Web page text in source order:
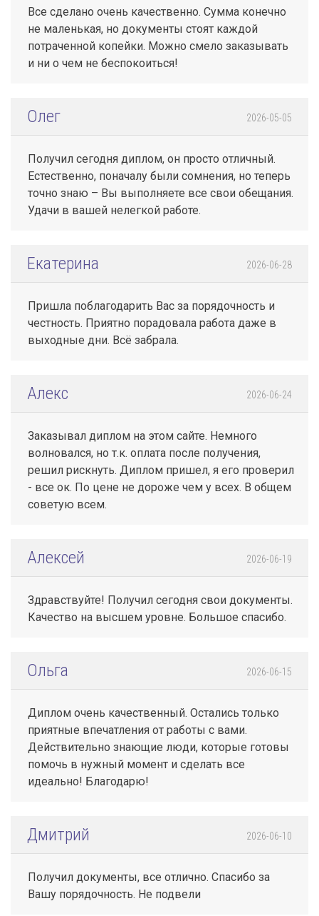
Все сделано очень качественно. Сумма конечно
не маленькая, но документы стоят каждой
потраченной копейки. Можно смело заказывать
и ни о чем не беспокоиться!
Олег 2026-05-05
Получил сегодня диплом, он просто отличный.
Естественно, поначалу были сомнения, но теперь
точно знаю – Вы выполняете все свои обещания.
Удачи в вашей нелегкой работе.
Екатерина 2026-06-28
Пришла поблагодарить Вас за порядочность и
честность. Приятно порадовала работа даже в
выходные дни. Всё забрала.
Алекс 2026-06-24
Заказывал диплом на этом сайте. Немного
волновался, но т.к. оплата после получения,
решил рискнуть. Диплом пришел, я его проверил
- все ок. По цене не дороже чем у всех. В общем
советую всем.
Алексей 2026-06-19
Здравствуйте! Получил сегодня свои документы.
Качество на высшем уровне. Большое спасибо.
Ольга 2026-06-15
Диплом очень качественный. Остались только
приятные впечатления от работы с вами.
Действительно знающие люди, которые готовы
помочь в нужный момент и сделать все
идеально! Благодарю!
Дмитрий 2026-06-10
Получил документы, все отлично. Спасибо за
Вашу порядочность. Не подвели